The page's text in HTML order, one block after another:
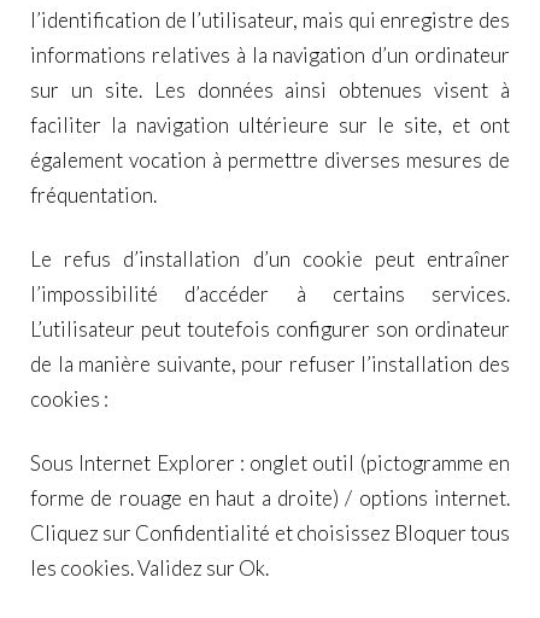
l’identification de l’utilisateur, mais qui enregistre des
informations relatives à la navigation d’un ordinateur
sur un site. Les données ainsi obtenues visent à
faciliter la navigation ultérieure sur le site, et ont
également vocation à permettre diverses mesures de
fréquentation.
Le refus d’installation d’un cookie peut entraîner
l’impossibilité d’accéder à certains services.
L’utilisateur peut toutefois configurer son ordinateur
de la manière suivante, pour refuser l’installation des
cookies :
Sous Internet Explorer : onglet outil (pictogramme en
forme de rouage en haut a droite) / options internet.
Cliquez sur Confidentialité et choisissez Bloquer tous
les cookies. Validez sur Ok.